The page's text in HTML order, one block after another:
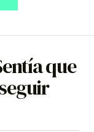
que